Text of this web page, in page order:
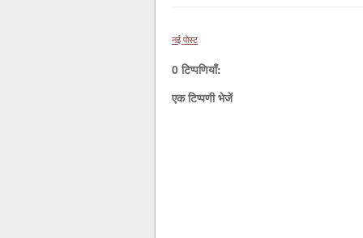
नई पोस्ट
0 टिप्पणियाँ:
एक टिप्पणी भेजें